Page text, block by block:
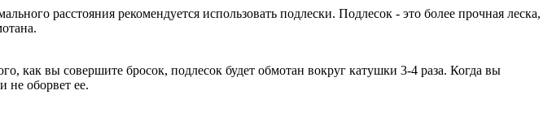
расстояния рекомендуется использовать подлески. Подлесок - это более прочная леска,
как вы совершите бросок, подлесок будет обмотан вокруг катушки 3-4 раза. Когда вы
не оборвет ее.